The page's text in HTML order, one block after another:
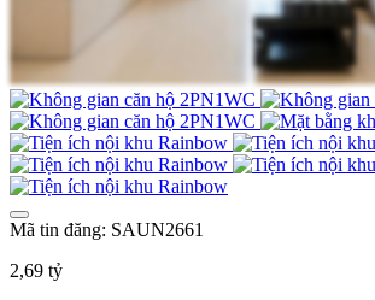
Mã tin đăng: SAUN2661
2,69 tỷ